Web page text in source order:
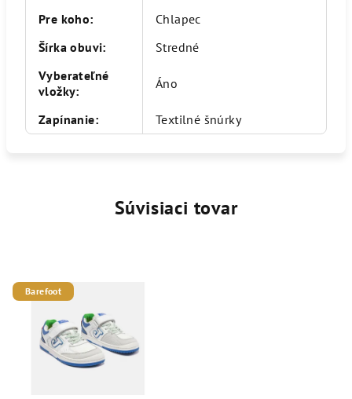
Pre koho:
Chlapec
Šírka obuvi:
Stredné
Vyberateľné
vložky: Áno
Zapínanie: Textilné šnúrky
Súvisiaci tovar
Barefoot